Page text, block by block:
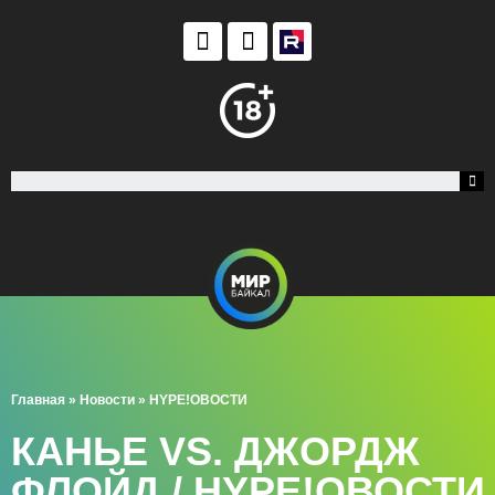
Главная » Новости » HYPE!ОВОСТИ
КАНЬЕ VS. ДЖОРДЖ